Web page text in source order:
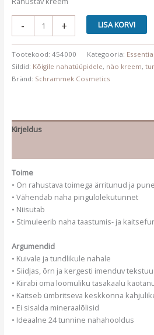
-
Cream
kogus
+ LISA KORVI
Tootekood: 454000 Kategooria: Essential
Sildid: Kõigile nahatüüpidele, näo kreem,
Bränd: Schrammek Cosmetics
Kirjeldus
Toime
• On rahustava toimega ärritunud ja
• Vähendab naha pingulolekutunnet
• Niisutab
• Stimuleerib naha taastumis- ja
Argumendid
• Kuivale ja tundlikule nahale
• Siidjas, õrn ja kergesti imenduv
• Kiirabi oma loomuliku tasakaalu
• Kaitseb ümbritseva keskkonna
• Ei sisalda mineraalõlisid
• Ideaalne 24 tunnine nahahooldus